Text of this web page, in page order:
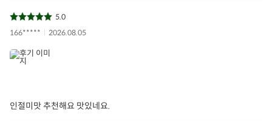
5.0
166*****
2026.08.05
인절미맛 추천해요 맛있네요.